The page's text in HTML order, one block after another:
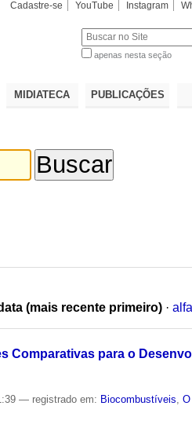
Cadastre-se YouTube Instagram
apenas nesta seção
MIDIATECA PUBLICAÇÕES
(mais recente primeiro) ·
Comparativas para o
— registrado em: Biocombustíveis ,